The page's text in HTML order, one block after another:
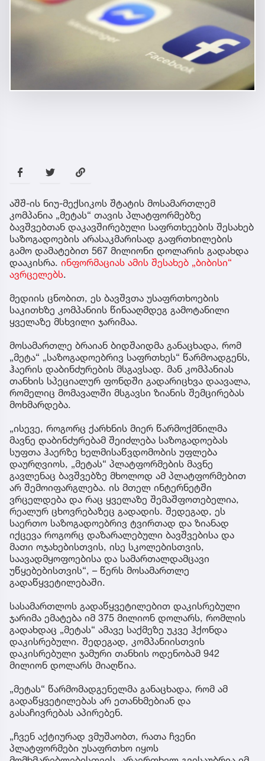
აშშ-ის ნიუ-მექსიკოს შტატის მოსამართლემ
კომპანია „მეტას“ თავის პლატფორმებზე
ბავშვებთან დაკავშირებული საფრთხეების შესახებ
საზოგადოების არასაკმარისად გაფრთხილების
გამო დამატებით 567 მილიონი დოლარის გადახდა
დააკისრა. ინფორმაციას ამის შესახებ „ბიბისი“
ავრცელებს.
მედიის ცნობით, ეს ბავშვთა უსაფრთხოების
საკითხზე კომპანიის წინააღმდეგ გამოტანილი
ყველაზე მსხვილი ჯარიმაა.
მოსამართლე ბრაიან ბიდშაიდმა განაცხადა, რომ
„მეტა“ „საზოგადოებრივ საფრთხეს“ წარმოადგენს,
ჰაერის დაბინძურების მსგავსად. მან კომპანიას
თანხის სპეციალურ ფონდში გადარიცხვა დაავალა,
რომელიც მომავალში მსგავსი ზიანის შემცირებას
მოხმარდება.
„ისევე, როგორც ქარხნის მიერ წარმოქმნილმა
მავნე დაბინძურებამ შეიძლება საზოგადოებას
სუფთა ჰაერზე ხელმისაწვდომობის უფლება
დაურღვიოს, „მეტას“ პლატფორმების მავნე
გავლენაც ბავშვებზე მხოლოდ ამ პლატფორმებით
არ შემოიფარგლება. ის მთელ ინტერნეტში
ვრცელდება და რაც ყველაზე შემაშფოთებელია,
რეალურ ცხოვრებაზეც გადადის. შედეგად, ეს
საერთო საზოგადოებრივ ტვირთად და ზიანად
იქცევა როგორც დაზარალებული ბავშვებისა და
მათი ოჯახებისთვის, ისე სკოლებისთვის,
საავადმყოფოებისა და სამართალდამცავი
უწყებებისთვის“, – წერს მოსამართლე
გადაწყვეტილებაში.
სასამართლოს გადაწყვეტილებით დაკისრებული
ჯარიმა ემატება იმ 375 მილიონ დოლარს, რომლის
გადახდაც „მეტას“ ამავე საქმეზე უკვე ჰქონდა
დაკისრებული. შედეგად, კომპანიისთვის
დაკისრებული ჯამური თანხის ოდენობამ 942
მილიონ დოლარს მიაღწია.
„მეტას“ წარმომადგენელმა განაცხადა, რომ ამ
გადაწყვეტილებას არ ეთანხმებიან და
გასაჩივრებას აპირებენ.
„ჩვენ აქტიურად ვმუშაობთ, რათა ჩვენი
პლატფორმები უსაფრთხო იყოს